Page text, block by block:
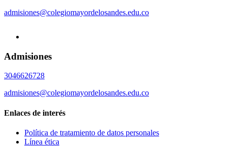
admisiones@colegiomayordelosandes.edu.co
Admisiones
3046626728
admisiones@colegiomayordelosandes.edu.co
Enlaces de interés
Política de tratamiento de datos personales
Línea ética